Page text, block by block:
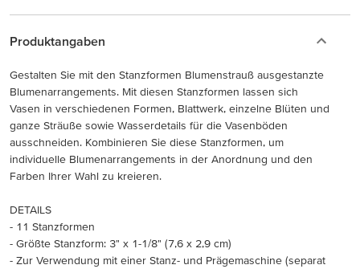
Produktangaben
Gestalten Sie mit den Stanzformen Blumenstrauß ausgestanzte
Blumenarrangements. Mit diesen Stanzformen lassen sich
Vasen in verschiedenen Formen, Blattwerk, einzelne Blüten und
ganze Sträuße sowie Wasserdetails für die Vasenböden
ausschneiden. Kombinieren Sie diese Stanzformen, um
individuelle Blumenarrangements in der Anordnung und den
Farben Ihrer Wahl zu kreieren.
DETAILS
- 11 Stanzformen
- Größte Stanzform: 3" x 1-1/8" (7,6 x 2,9 cm)
- Zur Verwendung mit einer Stanz- und Prägemaschine (separat